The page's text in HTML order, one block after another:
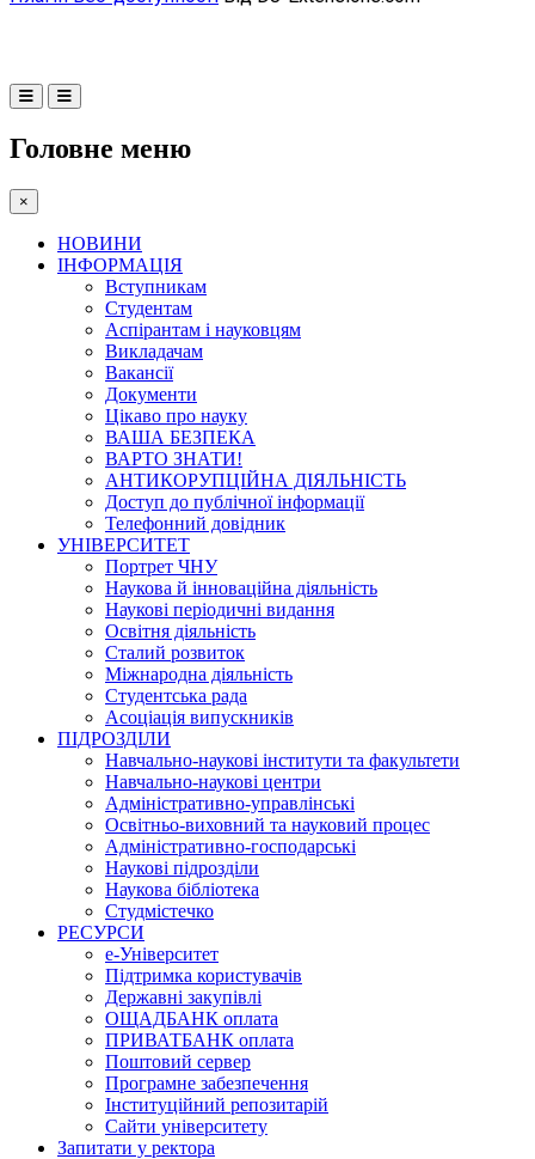
Головне меню
×
НОВИНИ
ІНФОРМАЦІЯ
Вступникам
Студентам
Аспірантам і науковцям
Викладачам
Вакансії
Документи
Цікаво про науку
ВАША БЕЗПЕКА
ВАРТО ЗНАТИ!
АНТИКОРУПЦІЙНА ДІЯЛЬНІСТЬ
Доступ до публічної інформації
Телефонний довідник
УНІВЕРСИТЕТ
Портрет ЧНУ
Наукова й інноваційна діяльність
Наукові періодичні видання
Освітня діяльність
Сталий розвиток
Міжнародна діяльність
Студентська рада
Асоціація випускників
ПІДРОЗДІЛИ
Навчально-наукові інститути та факультети
Навчально-наукові центри
Адміністративно-управлінські
Освітньо-виховний та науковий процес
Адміністративно-господарські
Наукові підрозділи
Наукова бібліотека
Студмістечко
РЕСУРСИ
е-Університет
Підтримка користувачів
Державні закупівлі
ОЩАДБАНК оплата
ПРИВАТБАНК оплата
Поштовий сервер
Програмне забезпечення
Інституційний репозитарій
Сайти університету
Запитати у ректора